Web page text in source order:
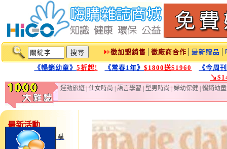
徵加盟銷售 徵廠商合作 最新贈品
《暢銷幼童》5折起! 《常春1年》$1800送$1960
《今周
運動旅遊 |仕女時尚 |語言學習 |型男時尚 |婦幼保健 |暢銷幼童
最新活動
鏡週刊特惠搶購